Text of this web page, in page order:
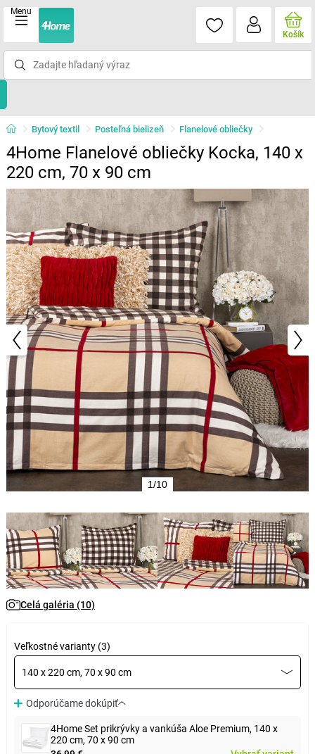
Menu
Košík
Bytový textil Posteľná bielizeň Flanelové obliečky
4Home Flanelové obliečky Kocka, 140 x
220 cm, 70 x 90 cm
1/10
Celá galéria (10)
Veľkostné varianty (3)
140 x 220 cm, 70 x 90 cm
Odporúčame dokúpiť
4Home Set prikrývky a vankúša Aloe Premium, 140 x
220 cm, 70 x 90 cm